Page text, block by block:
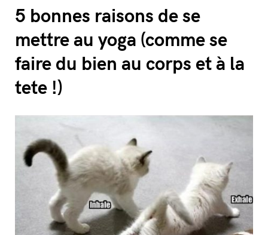
5 bonnes raisons de se
mettre au yoga (comme se
faire du bien au corps et à la
tete !)